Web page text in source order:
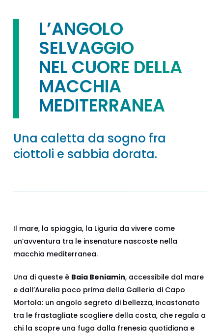
L’ANGOLO
SELVAGGIO
NEL CUORE DELLA
MACCHIA
MEDITERRANEA
Una caletta da sogno fra
ciottoli e sabbia dorata.
Il mare, la spiaggia, la Liguria da vivere come
un’avventura tra le insenature nascoste nella
macchia mediterranea.
Una di queste è Baia Beniamin, accessibile dal mare
e dall’Aurelia poco prima della Galleria di Capo
Mortola: un angolo segreto di bellezza, incastonato
tra le frastagliate scogliere della costa, che regala a
chi la scopre una fuga dalla frenesia quotidiana e